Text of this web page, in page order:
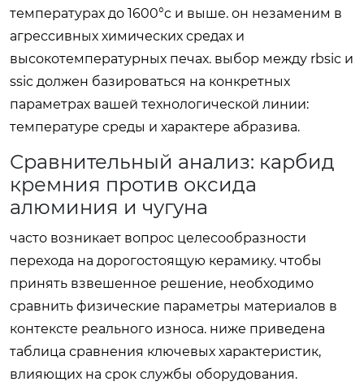
температурах до 1600°c и выше. он незаменим в
агрессивных химических средах и
высокотемпературных печах. выбор между rbsic и
ssic должен базироваться на конкретных
параметрах вашей технологической линии:
температуре среды и характере абразива.
Сравнительный анализ: карбид
кремния против оксида
алюминия и чугуна
часто возникает вопрос целесообразности
перехода на дорогостоящую керамику. чтобы
принять взвешенное решение, необходимо
сравнить физические параметры материалов в
контексте реального износа. ниже приведена
таблица сравнения ключевых характеристик,
влияющих на срок службы оборудования.